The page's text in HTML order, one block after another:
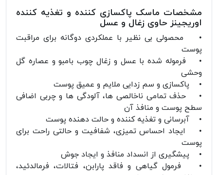
مشخصات ماسک پاکسازی کننده و تغذیه کننده
اوریجینز حاوی زغال و عسل
• محصولی بی نظیر با عملکردی دوگانه برای مراقبت
پوست
• فرموله شده با عسل و زغال چوب بامبو و عصاره گل
وحشی
• پاکسازی و سم زدایی ملایم و عمیق پوست
• حذف تمامی ناخالصی ها، آلودگی ها و چربی اضافی
سطح پوست و منافذ آن
• آبرسانی و تغذیه کننده و حالت دهنده پوست
• ایجاد احساس تمیزی، شفافیت و حالتی راحت برای
پوست
• پیشگیری از انسداد منافذ و ایجاد جوش
• فرمول گیاهی و فاقد پارابن، فتالات، فرمالدئید،